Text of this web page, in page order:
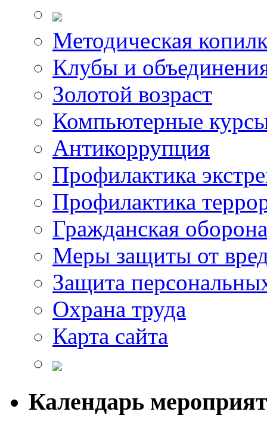
Методическая
Клубы и
Золотой возраст
Компьютерные
Антикоррупция
Профилактика
Профилактика
Гражданская оборона
Меры защиты от
Защита
Охрана труда
Карта сайта
Календарь